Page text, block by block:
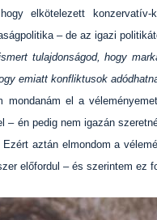
elkötelezett
– de az igazi
tulajdonságod, hogy
emiatt konfliktusok
el a
– én pedig nem igazán
aztán elmondom a
előfordul – és szerintem